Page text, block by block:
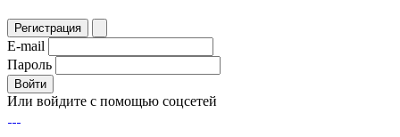
Регистрация
E-mail
Пароль
Войти
Или войдите с помощью соцсетей